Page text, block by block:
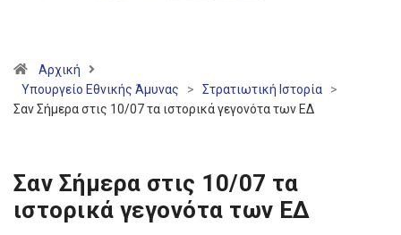
Αρχική
Υπουργείο Εθνικής Άμυνας
> Στρατιωτική Ιστορία
>
Σαν Σήμερα στις 10/07 τα ιστορικά γεγονότα των ΕΔ
Σαν Σήμερα στις 10/07 τα
ιστορικά γεγονότα των ΕΔ